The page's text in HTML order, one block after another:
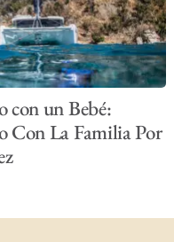
con un Bebé:
Con La Familia Por